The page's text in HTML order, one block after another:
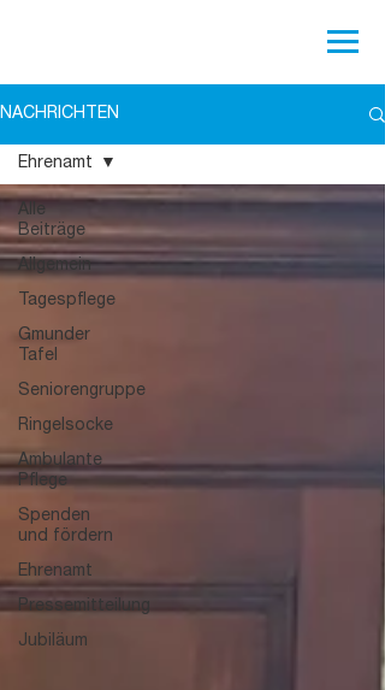
NACHRICHTEN
Alle
Beiträge
Allgemein
Tagespflege
Gmunder
Tafel
Seniorengruppe
Ringelsocke
Ambulante
Pflege
Spenden
und fördern
Ehrenamt
Pressemitteilung
Jubiläum
Ehrenamt